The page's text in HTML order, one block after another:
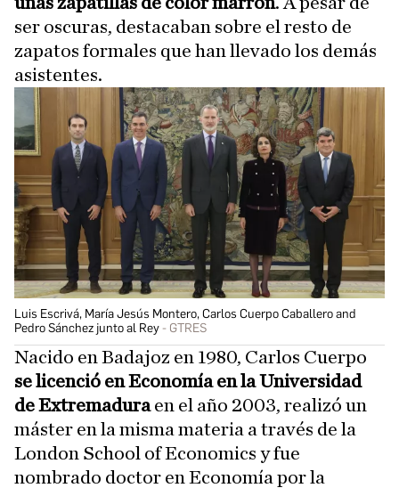
ser oscuras, destacaban sobre el resto de
zapatos formales que han llevado los demás
asistentes.
Luis Escrivá, María Jesús Montero, Carlos Cuerpo Caballero and
Pedro Sánchez junto al Rey
GTRES
Nacido en Badajoz en 1980, Carlos Cuerpo
se licenció en Economía en la Universidad
de Extremaduraen el año 2003, realizó un
máster en la misma materia a través de la
London School of Economics y fue
nombrado doctor en Economía por la